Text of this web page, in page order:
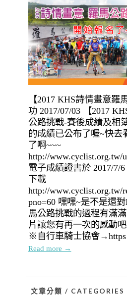
【2017 KHS詩情畫意羅
功 2017/07/03 【2017
公路挑戰-賽後成績及相
的成績已公布了喔~快去
了啊~~~
http://www.cyclist.org.tw/
電子成績證書於 2017/7/
下載
http://www.cyclist.org.tw/
pno=60 嘿嘿~是不是還
馬公路挑戰的過程有滿
片讓您有再一次的感動
※自行車騎士協會
Read more →
文章分類 / CATEGORIES